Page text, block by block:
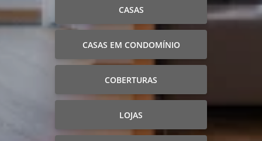
CASAS
CASAS EM CONDOMÍNIO
COBERTURAS
LOJAS